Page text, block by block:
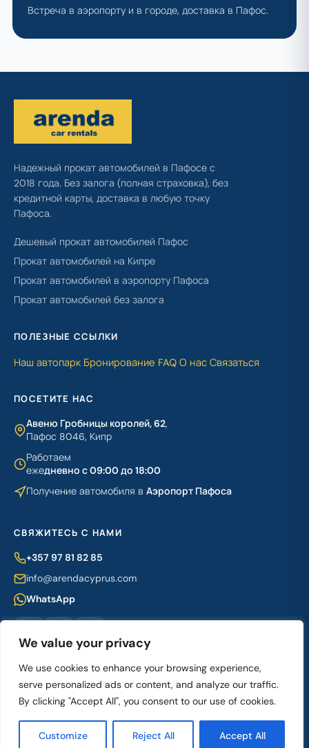
We value your privacy
We use cookies to enhance your browsing experience,
serve personalized ads or content, and analyze our traffic.
By clicking "Accept All", you consent to our use of cookies.
Customize Reject All Accept All
Встреча в аэропорту и в городе, доставка в Пафос.
Надежный прокат автомобилей в Пафосе с
2018 года. Без залога (полная страховка), без
кредитной карты, доставка в любую точку
Пафоса.
Дешевый прокат автомобилей Пафос
Прокат автомобилей на Кипре
Прокат автомобилей в аэропорту Пафоса
Прокат автомобилей без залога
ПОЛЕЗНЫЕ ССЫЛКИ
Наш автопарк Бронирование FAQ О нас Связаться
ПОСЕТИТЕ НАС
Авеню Гробницы королей, 62,
Пафос 8046, Кипр
Работаем
ежедневно с 09:00 до 18:00
Получение автомобиля в Аэропорт Пафоса
СВЯЖИТЕСЬ С НАМИ
+357 97 81 82 85
info@arendacyprus.com
WhatsApp
© 2018–2026 M&K Cyprus Investments Ltd ·Условия ·Политика
конфиденциальности
Разработка и создание:DAINAMICS
CASH